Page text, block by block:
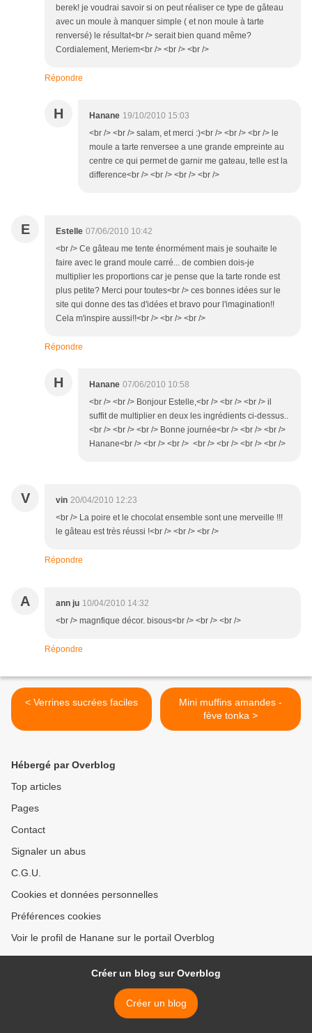
berek! je voudrai savoir si on peut réaliser ce type de gâteau
avec un moule à manquer simple ( et non moule à tarte
renversé) le résultat<br /> serait bien quand même?
Cordialement, Meriem<br /> <br /> <br />
Répondre
H Hanane 19/10/2010 15:03
<br /> <br /> salam, et merci :)<br /> <br /> <br /> le
moule a tarte renversee a une grande empreinte au
centre ce qui permet de garnir me gateau, telle est la
difference<br /> <br /> <br /> <br />
E Estelle 07/06/2010 10:42
<br /> Ce gâteau me tente énormément mais je souhaite le
faire avec le grand moule carré... de combien dois-je
multiplier les proportions car je pense que la tarte ronde est
plus petite? Merci pour toutes<br /> ces bonnes idées sur le
site qui donne des tas d'idées et bravo pour l'imagination!!
Cela m'inspire aussi!!<br /> <br /> <br />
Répondre
H Hanane 07/06/2010 10:58
<br /> <br /> Bonjour Estelle,<br /> <br /> <br /> il
suffit de multiplier en deux les ingrédients ci-dessus..
<br /> <br /> <br /> Bonne journée<br /> <br /> <br />
Hanane<br /> <br /> <br /> <br /> <br /> <br /> <br />
V vin 20/04/2010 12:23
<br /> La poire et le chocolat ensemble sont une merveille !!!
le gâteau est très réussi !<br /> <br /> <br />
Répondre
A ann ju 10/04/2010 14:32
<br /> magnfique décor. bisous<br /> <br /> <br />
Répondre
< Verrines sucrées faciles
Mini muffins amandes -
fève tonka >
Hébergé par Overblog
Top articles
Pages
Contact
Signaler un abus
C.G.U.
Cookies et données personnelles
Préférences cookies
Voir le profil de Hanane sur le portail Overblog
Créer un blog sur Overblog
Créer un blog